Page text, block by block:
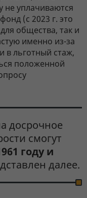
не уплачиваются
(с 2023 г. это
общества, так и
именно из-за
в льготный стаж,
положенной
досрочное
смогут
году и
далее.